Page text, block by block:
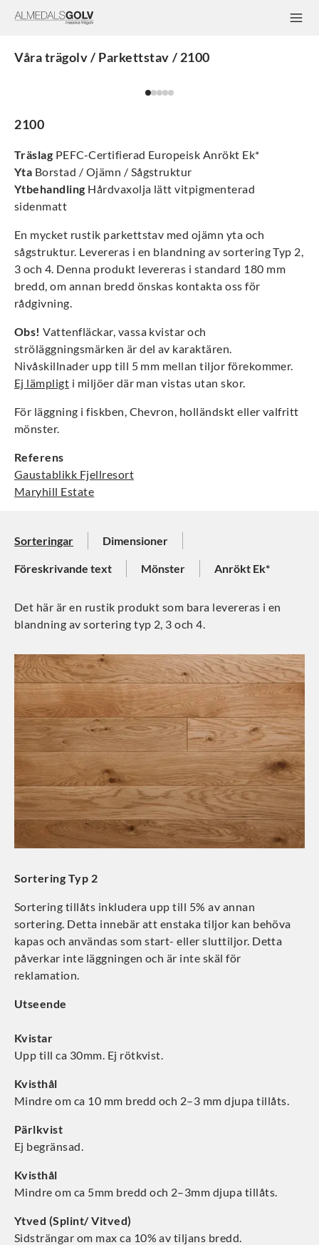
Våra trägolv / Parkettstav / 2100
2100
Träslag PEFC-Certifierad Europeisk Anrökt Ek*
Yta Borstad / Ojämn / Sågstruktur
Ytbehandling Hårdvaxolja lätt vitpigmenterad
sidenmatt
En mycket rustik parkettstav med ojämn yta och
sågstruktur. Levereras i en blandning av sortering Typ 2,
3 och 4. Denna produkt levereras i standard 180 mm
bredd, om annan bredd önskas kontakta oss för
rådgivning.
Obs! Vattenfläckar, vassa kvistar och
ströläggningsmärken är del av karaktären.
Nivåskillnader upp till 5 mm mellan tiljor förekommer.
Ej lämpligt i miljöer där man vistas utan skor.
För läggning i fiskben, Chevron, holländskt eller valfritt
mönster.
Referens
Gaustablikk Fjellresort
Maryhill Estate
Sorteringar Dimensioner
Föreskrivande text Mönster Anrökt Ek*
Det här är en rustik produkt som bara levereras i en
blandning av sortering typ 2, 3 och 4.
Sortering Typ 2
Sortering tillåts inkludera upp till 5% av annan
sortering. Detta innebär att enstaka tiljor kan behöva
kapas och användas som start- eller sluttiljor. Detta
påverkar inte läggningen och är inte skäl för
reklamation.
Utseende
Kvistar
Upp till ca 30mm. Ej rötkvist.
Kvisthål
Mindre om ca 10 mm bredd och 2–3 mm djupa tillåts.
Pärlkvist
Ej begränsad.
Kvisthål
Mindre om ca 5mm bredd och 2–3mm djupa tillåts.
Ytved (Splint/ Vitved)
Sidsträngar om max ca 10% av tiljans bredd.